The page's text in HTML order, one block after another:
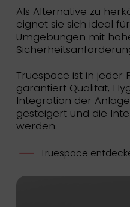
Als Alternative zu
eignet sie sich ideal
Umgebungen mit
Truespace ist in jeder
garantiert Qualität,
Integration der
gesteigert und die
werden.
Truespace